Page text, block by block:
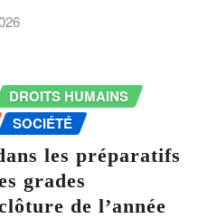
DROITS HUMAINS
SOCIÉTÉ
les préparatifs
grades
de l’année